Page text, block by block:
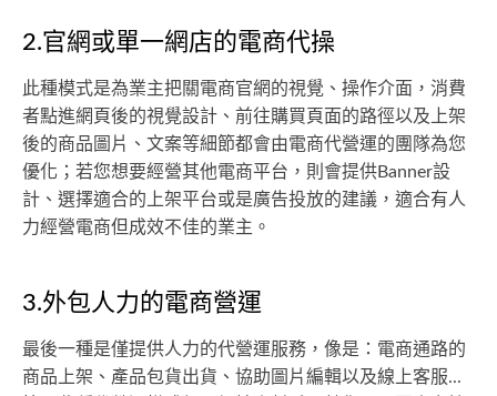
2.官網或單一網店的電商代操
此種模式是為業主把關電商官網的視覺、操作介面，消費
者點進網頁後的視覺設計、前往購買頁面的路徑以及上架
後的商品圖片、文案等細節都會由電商代營運的團隊為您
優化；若您想要經營其他電商平台，則會提供Banner設
計、選擇適合的上架平台或是廣告投放的建議，適合有人
力經營電商但成效不佳的業主。
3.外包人力的電商營運
最後一種是僅提供人力的代營運服務，像是：電商通路的
商品上架、產品包貨出貨、協助圖片編輯以及線上客服...